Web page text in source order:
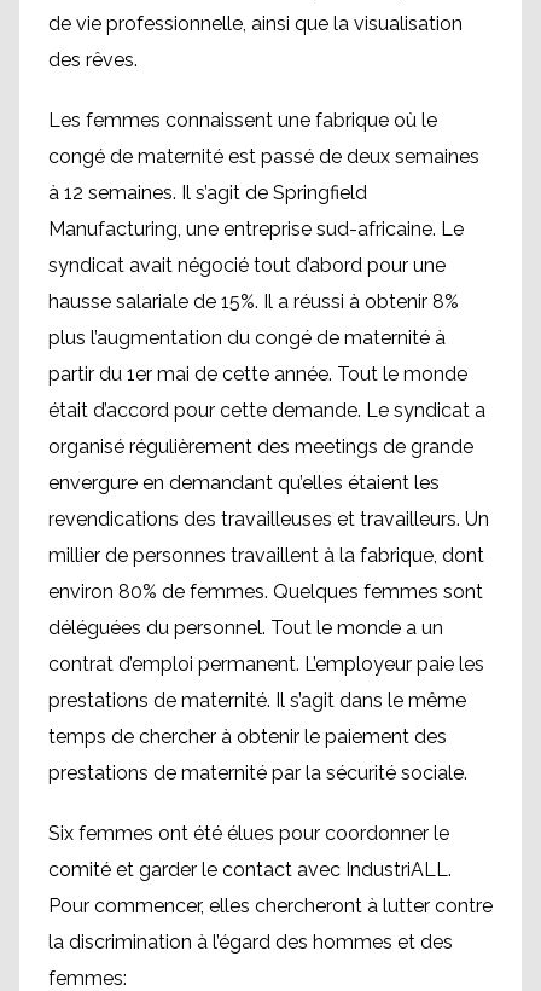
de vie professionnelle, ainsi que la visualisation
des rêves.
Les femmes connaissent une fabrique où le
congé de maternité est passé de deux semaines
à 12 semaines. Il s’agit de Springfield
Manufacturing, une entreprise sud-africaine. Le
syndicat avait négocié tout d’abord pour une
hausse salariale de 15%. Il a réussi à obtenir 8%
plus l’augmentation du congé de maternité à
partir du 1er mai de cette année. Tout le monde
était d’accord pour cette demande. Le syndicat a
organisé régulièrement des meetings de grande
envergure en demandant qu’elles étaient les
revendications des travailleuses et travailleurs. Un
millier de personnes travaillent à la fabrique, dont
environ 80% de femmes. Quelques femmes sont
déléguées du personnel. Tout le monde a un
contrat d’emploi permanent. L’employeur paie les
prestations de maternité. Il s’agit dans le même
temps de chercher à obtenir le paiement des
prestations de maternité par la sécurité sociale.
Six femmes ont été élues pour coordonner le
comité et garder le contact avec IndustriALL.
Pour commencer, elles chercheront à lutter contre
la discrimination à l’égard des hommes et des
femmes: